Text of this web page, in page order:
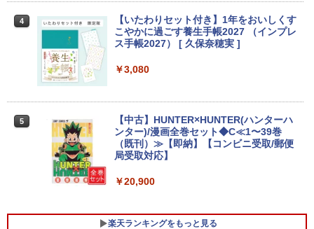
ン】 【3年保証】東芝 TOSHIBA DYNAB
OOK DYNABOOK B65/DN SSD256GB
メモリ8GB Core i5 Windows 11 Pro 中
古 アウトレット 返品 送料無料 中古ノー
トパソコン 中古パソコン ノートパソコン
ノート ノートPC OFFICE付き
超得2,000円OFF&P2倍｜レッツノート｜
Microsoft office 2019 H&B付き｜中古
ノートパソコン Windows11 office付｜
メモリ8GB SSD256GB｜Panasonic Le
t's note｜中古ノートパソコン 軽量 薄型
ズ｜パソコン｜中古パソコン｜中古PC
HP ProOne 600 G6 AIO 21.5インチ 第1
0世代 Core i5 メモリ16GB Nvme M.2 S
SD 512GB Office付き Webカメラ WiFi
Type-C Windows11 一体型 中古パソコ
￥48,800
4
Win11搭載 デスクトップパソコン一体型
デスクトップ新品 Office付き 24型フルH
D液晶一体型 デスクトップパソコン Core
i7 3615MQ メモリ16GB SSD512GB US
B 3.0 無線搭載 初心者向け 初期設定済み
テレワーク応援 在宅勤務
￥52,999
D 液晶ディスプレイ 修理交換用液晶パネ
ル
￥10,000
還元！】PCモニター 液晶ディスプレイ 2
4インチ VA FHD 1080P フルHD 非光沢
ディスプレイ（100Hz/VGA/HDMI1.4 ブ
ルーライト軽減 フリッカーレス VESA対
応 Adaptive Sync対応 4000:1コントラ
スト チルト調節可 PCモニター KTC H24
4
【いたわりセット付き】1年をおいしくす
こやかに過ごす養生手帳2027 （インプレ
ス手帳2027） [ 久保奈穂実 ]
￥3,080
5
【中古】HUNTER×HUNTER(ハンターハ
ンター)/漫画全巻セット◆C≪1〜39巻
（既刊）≫【即納】【コンビニ受取/郵便
局受取対応】
￥20,900
楽天ランキングをもっと見る